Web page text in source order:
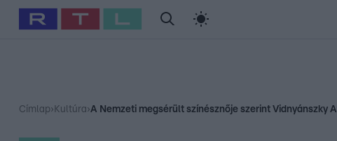
Babits Marcella Szellő István Most Wanted
Címlap› Kultúra›A Nemzeti megsérült színésznője szerint Vidnyánszky